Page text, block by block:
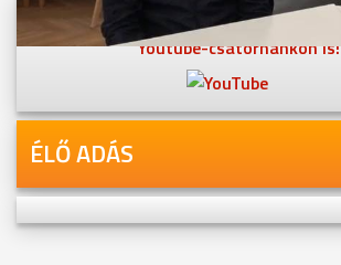
Videóink megtekinthetőek
Youtube-csatornánkon is!
ÉLŐ ADÁS